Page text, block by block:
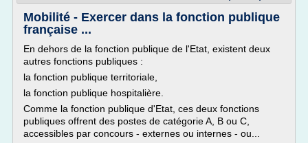
Mobilité - Exercer dans la fonction publique
française ...
En dehors de la fonction publique de l'Etat, existent deux
autres fonctions publiques :
la fonction publique territoriale,
la fonction publique hospitalière.
Comme la fonction publique d'Etat, ces deux fonctions
publiques offrent des postes de catégorie A, B ou C,
accessibles par concours - externes ou internes - ou...